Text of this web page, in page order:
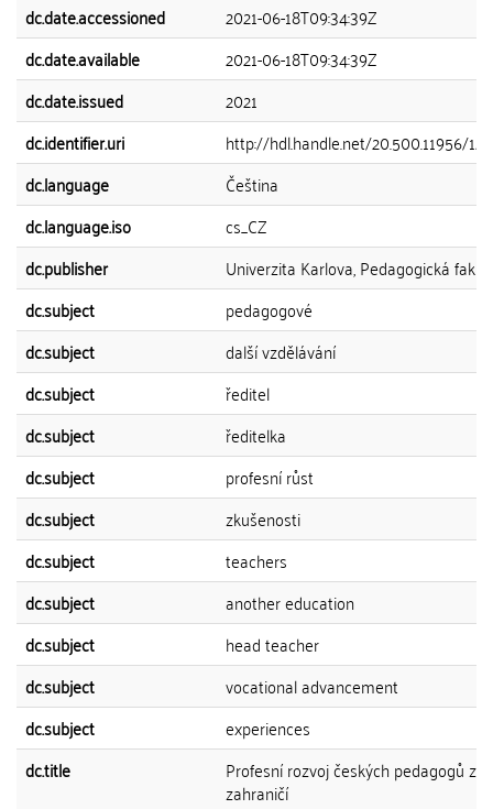
dc.date.accessioned
2021-06-18T09:34:39Z
dc.date.available
2021-06-18T09:34:39Z
dc.date.issued
2021
dc.identifier.uri
http://hdl.handle.net/20.500.11956/
dc.language
Čeština
dc.language.iso
cs_CZ
dc.publisher
Univerzita Karlova, Pedagogická
dc.subject
pedagogové
dc.subject
další vzdělávání
dc.subject
ředitel
dc.subject
ředitelka
dc.subject
profesní růst
dc.subject
zkušenosti
dc.subject
teachers
dc.subject
another education
dc.subject
head teacher
dc.subject
vocational advancement
dc.subject
experiences
dc.title
Profesní rozvoj českých pedagogů
zahraničí